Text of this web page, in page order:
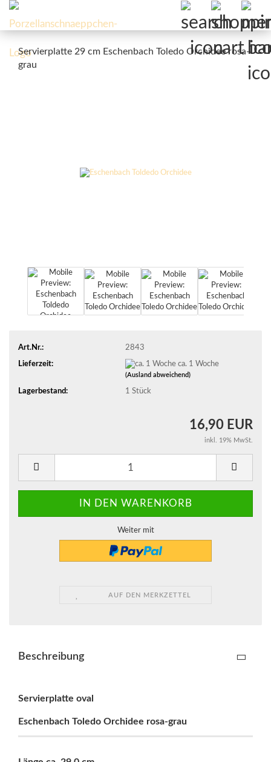
Servierplatte 29 cm Eschenbach Toledo Orchidee rosa-
grau
Art.Nr.: 2843
Lieferzeit: ca. 1 Woche
(Ausland abweichend)
Lagerbestand: 1 Stück
16,90 EUR
inkl. 19% MwSt.
Weiter mit
AUF DEN MERKZETTEL
Beschreibung
Servierplatte oval
Eschenbach Toledo Orchidee rosa-grau